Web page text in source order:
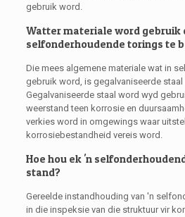
gebruik word.
Watter materiale word gebruik
selfonderhoudende torings te
Die mees algemene materiale wat in
gebruik word, is gegalvaniseerde staal
Gegalvaniseerde staal word wyd
weerstand teen korrosie en
verkies word in omgewings waar
korrosiebestandheid vereis word.
Hoe hou ek 'n
stand?
Gereelde instandhouding van 'n
in die inspeksie van die struktuur vir